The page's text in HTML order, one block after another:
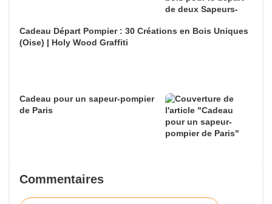
Cadeau Départ Pompier : 30 Créations en Bois Uniques
(Oise) | Holy Wood Graffiti
Cadeau pour un sapeur-pompier
de Paris
Commentaires